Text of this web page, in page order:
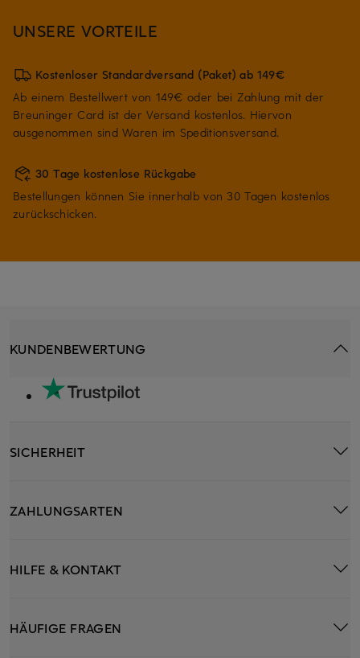
UNSERE VORTEILE
Kostenloser Standardversand (Paket) ab 149€
Ab einem Bestellwert von 149€ oder bei Zahlung mit der
Breuninger Card ist der Versand kostenlos. Hiervon
ausgenommen sind Waren im Speditionsversand.
30 Tage kostenlose Rückgabe
Bestellungen können Sie innerhalb von 30 Tagen kostenlos
zurückschicken.
HILFE & KONTAKT
HÄUFIGE FRAGEN
KUNDENBEWERTUNG
SICHERHEIT
ZAHLUNGSARTEN